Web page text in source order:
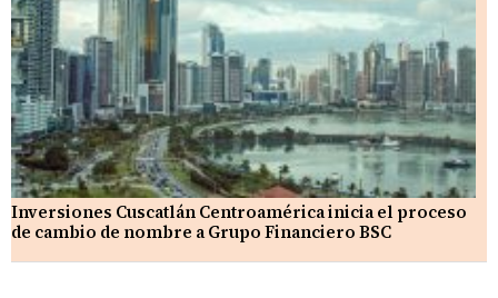
Inversiones Cuscatlán Centroamérica inicia el proceso
de cambio de nombre a Grupo Financiero BSC